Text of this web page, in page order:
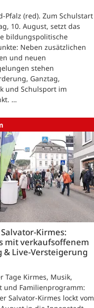
Pfalz (red). Zum Schulstart
10. August, setzt das
bildungspolitische
Neben zusätzlichen
und neuen
stehen
Ganztag,
und Schulsport im
…
Kirmes:
mit verkaufsoffenem
& Live-Versteigerung
Tage Kirmes, Musik,
und Familienprogramm:
Salvator-Kirmes lockt vom